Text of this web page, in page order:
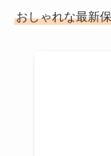
おしゃれな最新